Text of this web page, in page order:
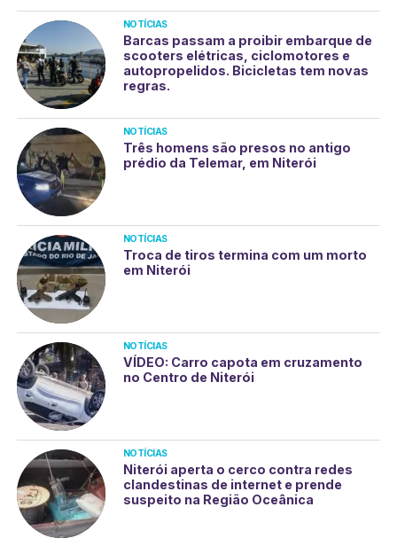
NOTÍCIAS
Barcas passam a proibir embarque de
scooters elétricas, ciclomotores e
autopropelidos. Bicicletas tem novas
regras.
NOTÍCIAS
Três homens são presos no antigo
prédio da Telemar, em Niterói
NOTÍCIAS
Troca de tiros termina com um morto
em Niterói
NOTÍCIAS
VÍDEO: Carro capota em cruzamento
no Centro de Niterói
NOTÍCIAS
Niterói aperta o cerco contra redes
clandestinas de internet e prende
suspeito na Região Oceânica